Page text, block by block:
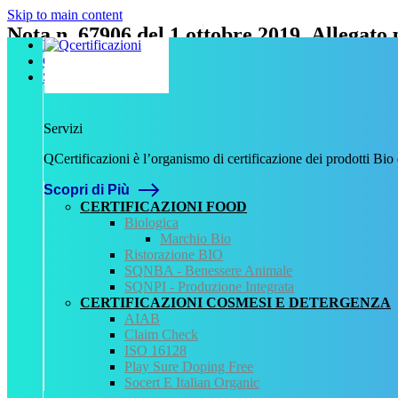
Skip to main content
Home
Chi Siamo
Servizi
Servizi
QCertificazioni è l’organismo di certificazione dei prodotti
Scopri di Più
CERTIFICAZIONI FOOD
Biologica
Marchio Bio
Ristorazione BIO
SQNBA - Benessere Animale
SQNPI - Produzione Integrata
CERTIFICAZIONI COSMESI E DETERGENZA
AIAB
Claim Check
ISO 16128
Play Sure Doping Free
Socert E Italian Organic
Nota n. 67906 del 1 ottobre
Scritto da
Precedente
QCertificazioni
CHI SIAMO
SERVIZI
REGISTRO CERTIFICATI
AREA DOWNLOAD
POLITICA QHSE
FAQ – DOMANDE FREQUENTI
CONTATTI
BIOLOGICA